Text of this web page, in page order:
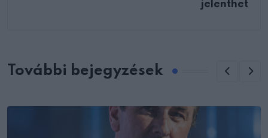
jelenthet
További bejegyzések